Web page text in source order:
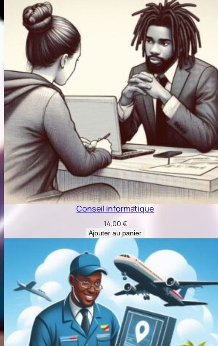
Conseil informatique
14,00 €
Ajouter au panier